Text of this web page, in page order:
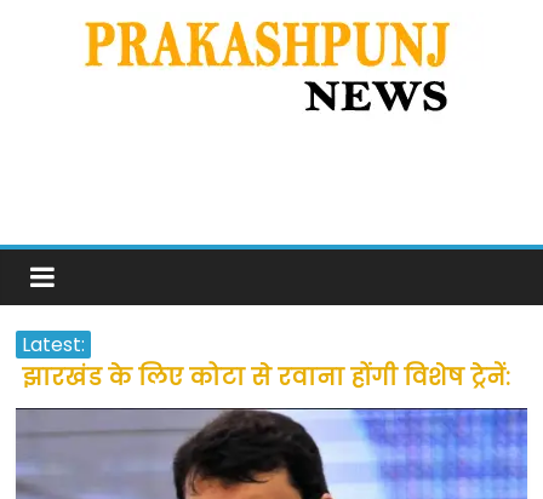
Latest:
झारखंड के लिए कोटा से रवाना होंगी विशेष ट्रेनें:
सीएम हेमंत सोरेन
उत्तराखंड के अन्य राज्यों में फंसे लोगों की जल्द
होगी घर वापसी